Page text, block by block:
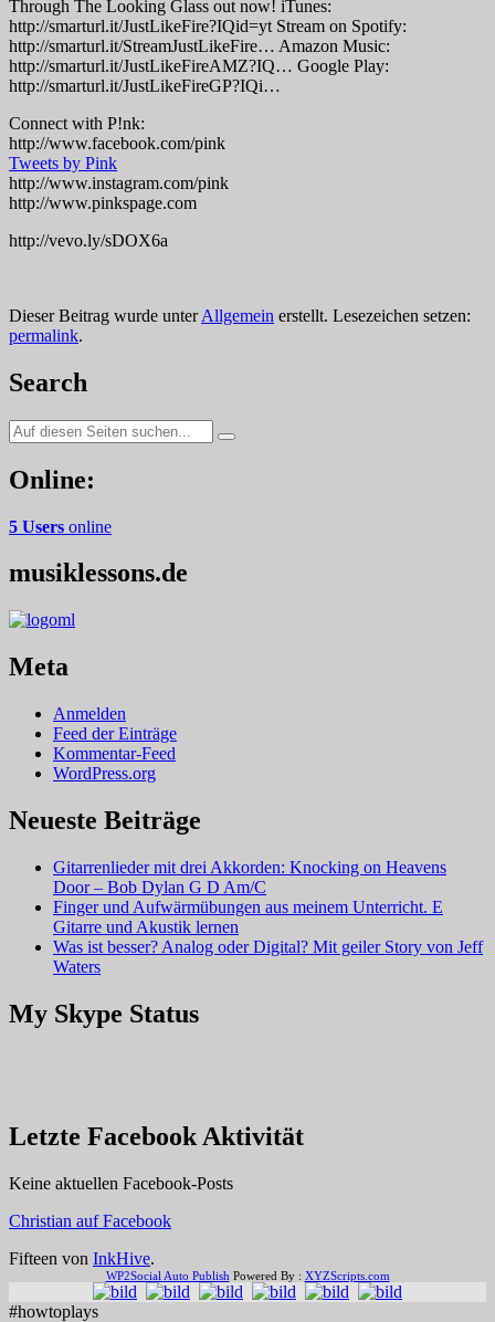
Through The Looking Glass out now! iTunes:
http://smarturl.it/JustLikeFire?IQid=yt Stream on Spotify:
http://smarturl.it/StreamJustLikeFire… Amazon Music:
http://smarturl.it/JustLikeFireAMZ?IQ… Google Play:
http://smarturl.it/JustLikeFireGP?IQi…
Connect with P!nk:
http://www.facebook.com/pink
Tweets by Pink
http://www.instagram.com/pink
http://www.pinkspage.com
http://vevo.ly/sDOX6a
Dieser Beitrag wurde unterAllgemein erstellt. Lesezeichen setzen:
permalink.
Search
Suche
nach:
Online:
5 Users online
musiklessons.de
Meta
Anmelden
Feed der Einträge
Kommentar-Feed
WordPress.org
Neueste Beiträge
Gitarrenlieder mit drei Akkorden: Knocking on Heavens
Door – Bob Dylan G D Am/C
Finger und Aufwärmübungen aus meinem Unterricht. E
Gitarre und Akustik lernen
Was ist besser? Analog oder Digital? Mit geiler Story von Jeff
Waters
My Skype Status
Letzte Facebook Aktivität
Keine aktuellen Facebook-Posts
Christian auf Facebook
Fifteen von InkHive.
WP2Social Auto Publish Powered By : XYZScripts.com
#howtoplays